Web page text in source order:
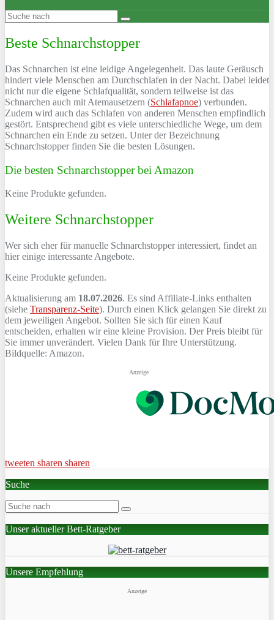
Beste Schnarchstopper
Das Schnarchen ist eine leidige Angelegenheit. Das laute Geräusch
hindert viele Menschen am Durchschlafen in der Nacht. Dabei leidet
nicht nur die eigene Schlafqualität, sondern teilweise ist das
Schnarchen auch mit Atemausetzern (Schlafapnoe) verbunden.
Zudem wird auch das Schlafen von anderen Menschen empfindlich
gestört. Entsprechend gibt es viele unterschiedliche Wege, um dem
Schnarchen ein Ende zu setzen. Unter der Bezeichnung
Schnarchstopper finden Sie die besten Lösungen.
Die besten Schnarchstopper bei Amazon
Keine Produkte gefunden.
Weitere Schnarchstopper
Wer sich eher für manuelle Schnarchstopper interessiert, findet an
hier einige interessante Angebote.
Keine Produkte gefunden.
Aktualisierung am 18.07.2026. Es sind Affiliate-Links enthalten
(siehe Transparenz-Seite). Durch einen Klick gelangen Sie direkt zu
dem jeweiligen Angebot. Sollten Sie sich für einen Kauf
entscheiden, erhalten wir eine kleine Provision. Der Preis bleibt für
Sie immer unverändert. Vielen Dank für Ihre Unterstützung.
Bildquelle: Amazon.
Anzeige
tweeten sharen sharen
Suche
Unser aktueller Bett-Ratgeber
Unsere Empfehlung
Anzeige